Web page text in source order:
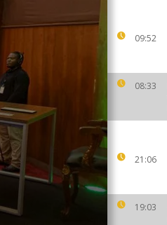
09:52
08:33
21:06
19:03